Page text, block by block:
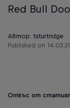
Red Bull
Автор: tsturtridge
Published on
Откъс от